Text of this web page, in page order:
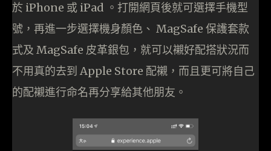
於 iPhone 或 iPad 。打開網頁後就可選擇手機型
號，再進一步選擇機身顏色、 MagSafe 保護套款
式及 MagSafe 皮革銀包，就可以襯好配搭狀況而
不用真的去到 Apple Store 配襯，而且更可將自己
的配襯進行命名再分享給其他朋友。